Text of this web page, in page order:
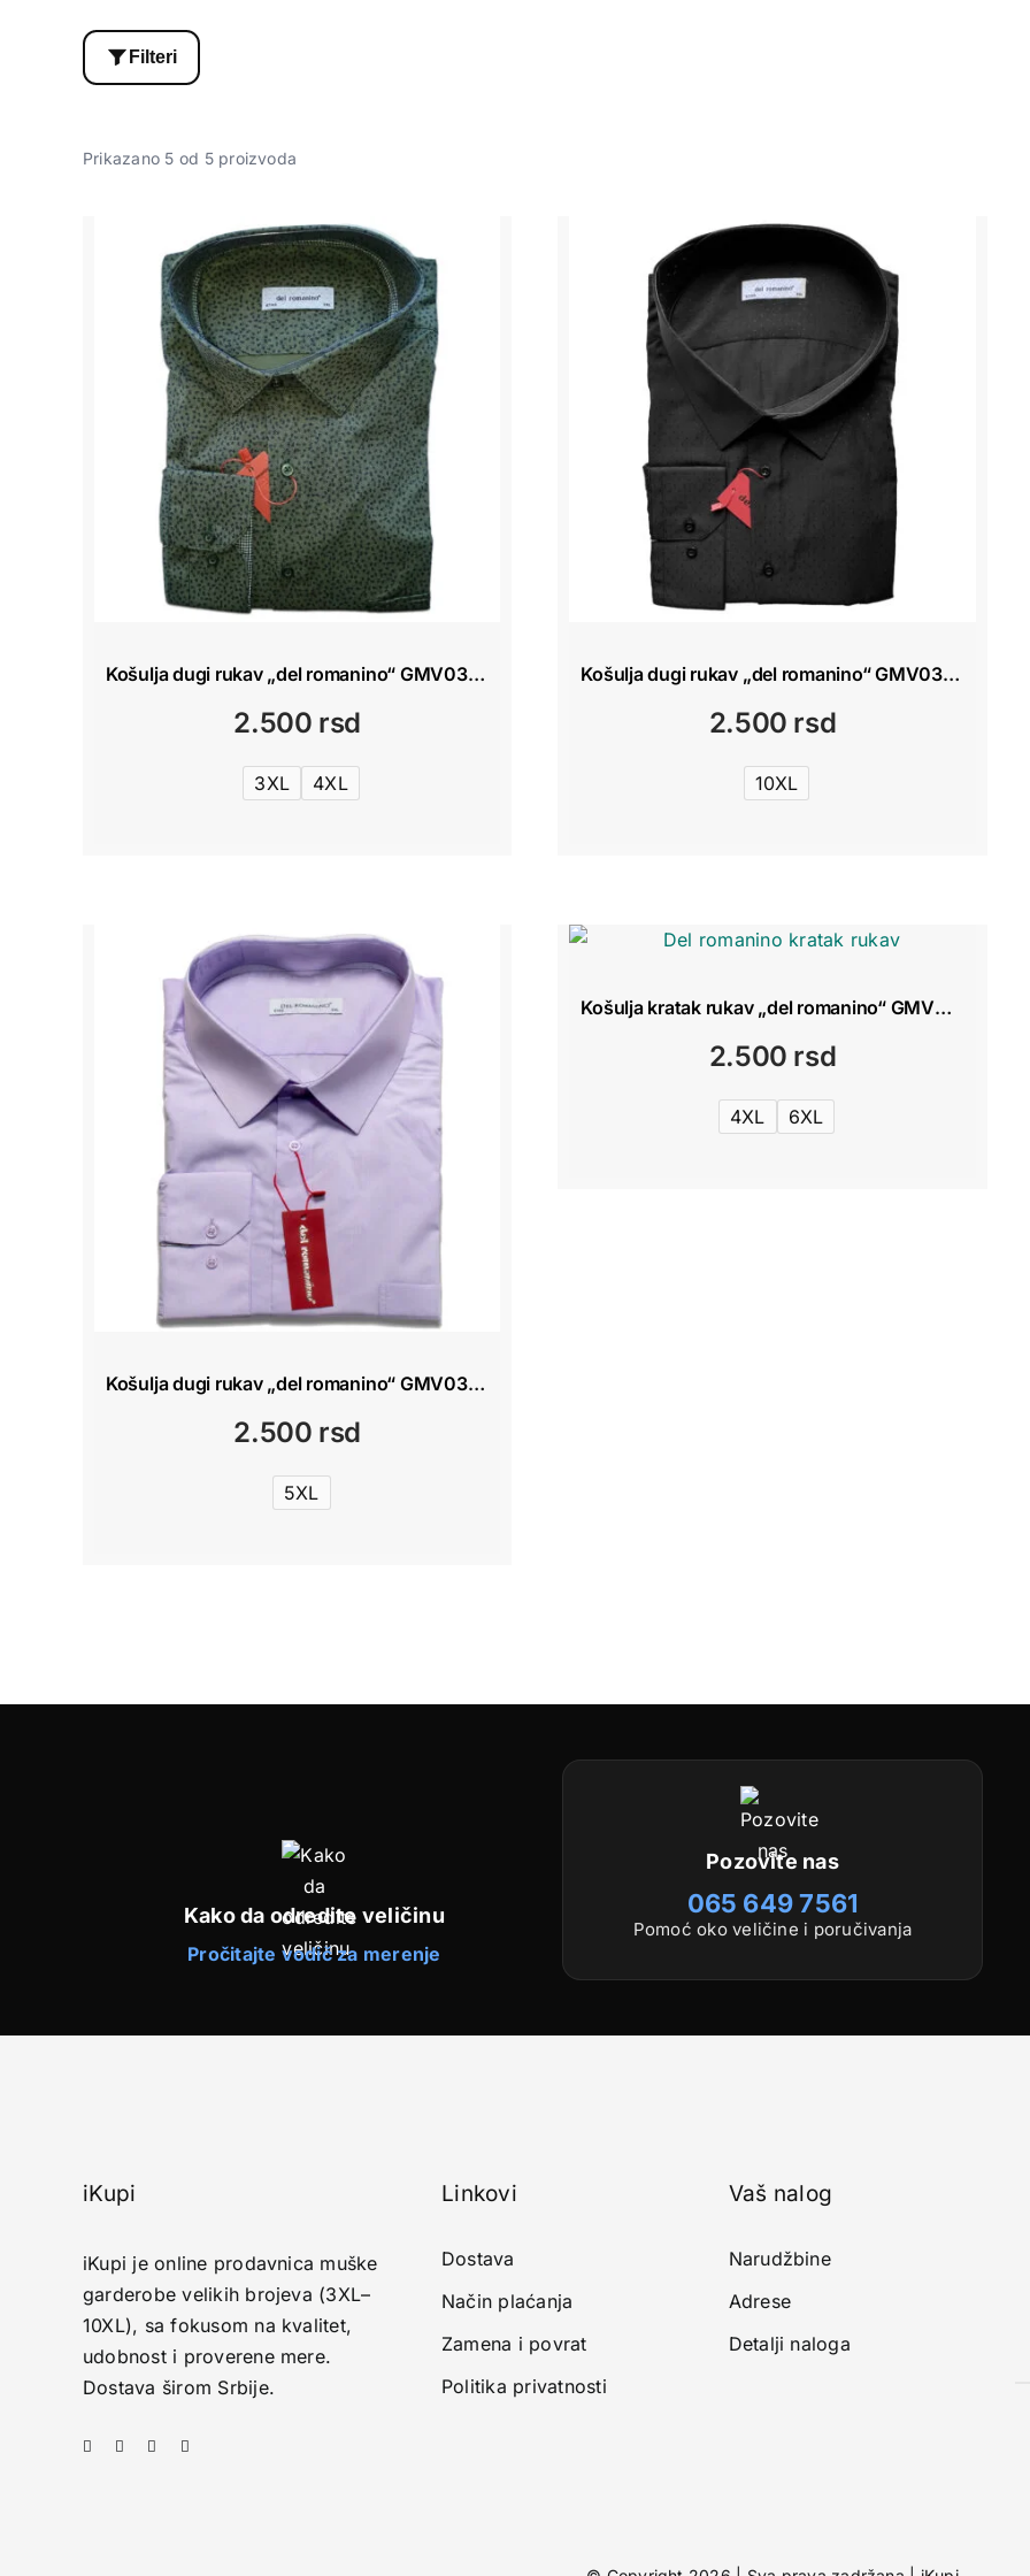
Filteri
Prikazano 5 od 5 proizvoda
Košulja dugi rukav „del romanino“ GMV034 Zelena sa obrascem
2.500 rsd
3XL 4XL
Košulja dugi rukav „del romanino“ GMV034 Crna sa obrascem
2.500 rsd
10XL
Košulja dugi rukav „del romanino“ GMV034 Pink
2.500 rsd
5XL
Košulja kratak rukav „del romanino“ GMV033 Žuta, purpurna i siva
2.500 rsd
4XL 6XL
Kako da odredite veličinu
Pročitajte vodič za merenje
Pozovite nas
065 649 7561
Pomoć oko veličine i poručivanja
iKupi
iKupi je online prodavnica muške
garderobe velikih brojeva (3XL–
10XL), sa fokusom na kvalitet,
udobnost i proverene mere.
Dostava širom Srbije.
Linkovi
Dostava
Način plaćanja
Zamena i povrat
Politika privatnosti
Vaš nalog
Narudžbine
Adrese
Detalji naloga